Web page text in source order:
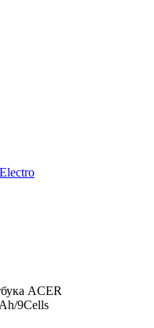
ACER
9Cells